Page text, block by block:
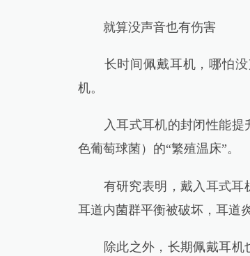
就算没声音也有伤害
长时间佩戴耳机，哪怕没
机。
入耳式耳机的封闭性能提升
色葡萄球菌）的“繁殖温床”。
有研究表明，戴入耳式耳机
耳道内菌群平衡被破坏，耳道
除此之外，长期佩戴耳机也